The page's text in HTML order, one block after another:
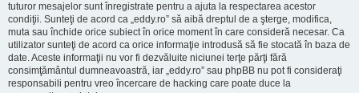
tuturor mesajelor sunt înregistrate pentru a ajuta la respectarea acestor
condiţii. Sunteţi de acord ca „eddy.ro” să aibă dreptul de a şterge, modifica,
muta sau închide orice subiect în orice moment în care consideră necesar. Ca
utilizator sunteţi de acord ca orice informaţie introdusă să fie stocată în baza de
date. Aceste informaţii nu vor fi dezvăluite niciunei terţe părţi fără
consimţământul dumneavoastră, iar „eddy.ro” sau phpBB nu pot fi consideraţi
responsabili pentru vreo încercare de hacking care poate duce la